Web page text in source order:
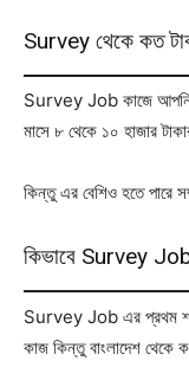
Survey থেকে কত
Survey Job কাজে আপনি
মাসে ৮ থেকে ১০ হাজার
কিন্তু এর বেশিও হতে পারে
কিভাবে Survey
Survey Job এর প্রথম
কাজ কিন্তু বাংলাদেশ থেকে